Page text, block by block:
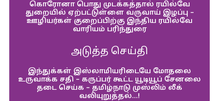
கொரோனா பொது முடக்கத்தால் ரயில்வே
துறையில் ஏற்பட்டுள்ளை வருவாய் இழப்பு –
ஊழியர்கள் குறைப்பிற்கு இந்திய ரயில்வே
வாரியம் பரிந்துரை
அடுத்த செய்தி
இந்துக்கள் இஸ்லாமியரிடையே மோதலை
உருவாக்க சதி – கருப்பர் கூட்ட யூடியூப் சேனலை
தடை செய்க – தமிழ்நாடு முஸ்லிம் லீக்
வலியுறுத்தல்…!